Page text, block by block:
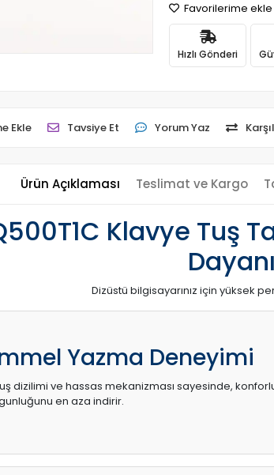
Favorilerime ekle
Hızlı Gönderi
Ekle Tavsiye Et Yorum Yaz
Ürün Açıklaması Teslimat ve Kargo
Klavye Tuş
Dizüstü bilgisayarınız için yüksek
Yazma Deneyimi
dizilimi ve hassas mekanizması sayesinde, konforlu
en aza indirir.